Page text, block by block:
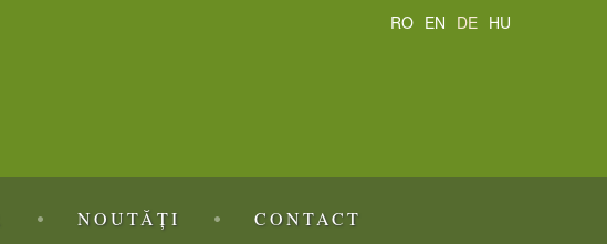
RO EN DE HU
NOUTĂȚI CONTACT